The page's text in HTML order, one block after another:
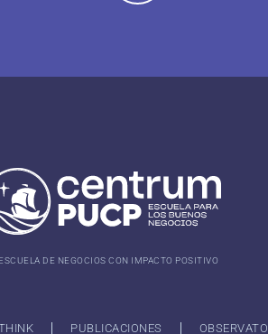
DE NEGOCIOS CON IMPACTO POSITIVO
PUBLICACIONES